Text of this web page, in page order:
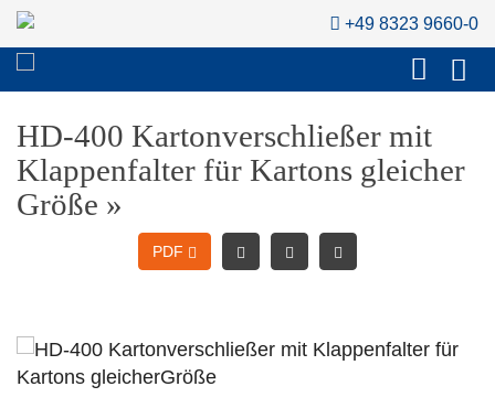
+49 8323 9660-0
HD-400 Kartonverschließer mit
Klappenfalter für Kartons gleicher
Größe »
PDF